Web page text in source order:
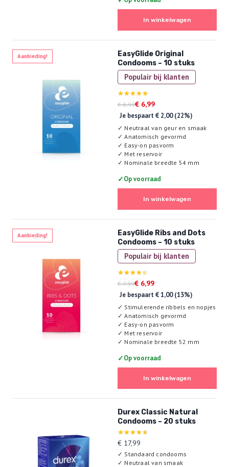
In winkelwagen
Aanbieding!
EasyGlide Original
Condooms – 10 stuks
Populair bij klanten
Gewaardeerd
5.00
uit 5
€8,99
Oorspronkelijke
prijs
€ 8,99.
€ 6,99
Huidige
prijs
€ 6,99.
Je bespaart € 2,00(22%)
✓ Neutraal van geur en smaak
✓ Anatomisch gevormd
✓ Easy-on pasvorm
✓ Met reservoir
✓ Nominale breedte 54 mm
✓Op voorraad
In winkelwagen
Aanbieding!
EasyGlide Ribs and Dots
Condooms – 10 stuks
Populair bij klanten
Gewaardeerd
4.44
uit 5
€7,99
Oorspronkelijke
prijs
€ 7,99.
€ 6,99
Huidige
prijs
€ 6,99.
Je bespaart €1,00(13%)
✓ Stimulerende ribbels en nopjes
✓ Anatomisch gevormd
✓ Easy-on pasvorm
✓ Met reservoir
✓ Nominale breedte 52 mm
✓Op voorraad
In winkelwagen
Durex Classic Natural
Condooms – 20 stuks
Gewaardeerd
4.67
uit 5
€ 17,99
✓ Standaard condooms
✓ Neutraal van smaak